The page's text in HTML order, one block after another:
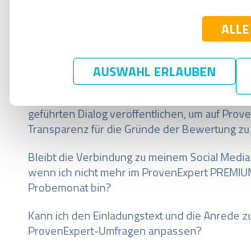
s
w
AUSWAHL ERLAUBEN
Mein Kunde findet die Einladungs-E-Mail zur
Bewertung nicht. Was kann ich tun?
Kann ich den mit einem Kunden nach der
geführten Dialog veröffentlichen, um auf
Transparenz für die Gründe der Bewertung
Bleibt die Verbindung zu meinem Social
wenn ich nicht mehr im ProvenExpert
Probemonat bin?
Kann ich den Einladungstext und die Anrede
ProvenExpert-Umfragen anpassen?